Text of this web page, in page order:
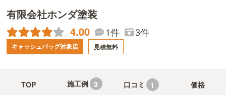
有限会社ホンダ塗装
4.00 1件 3件
キャッシュバッグ対象店 見積無料
TOP 施工例 3 口コミ 1 価格